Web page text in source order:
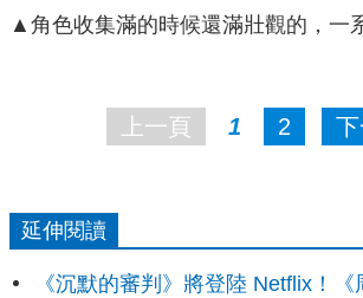
▲角色收集滿的時候還滿壯觀的，一
上一頁 1 2
延伸閱讀
《沉默的審判》將登陸 Netflix！《